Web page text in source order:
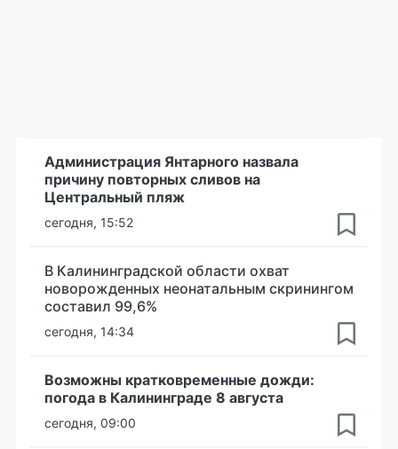
Администрация Янтарного назвала
причину повторных сливов на
Центральный пляж
сегодня, 15:52
В Калининградской области охват
новорожденных неонатальным скринингом
составил 99,6%
сегодня, 14:34
Возможны кратковременные дожди:
погода в Калининграде 8 августа
сегодня, 09:00